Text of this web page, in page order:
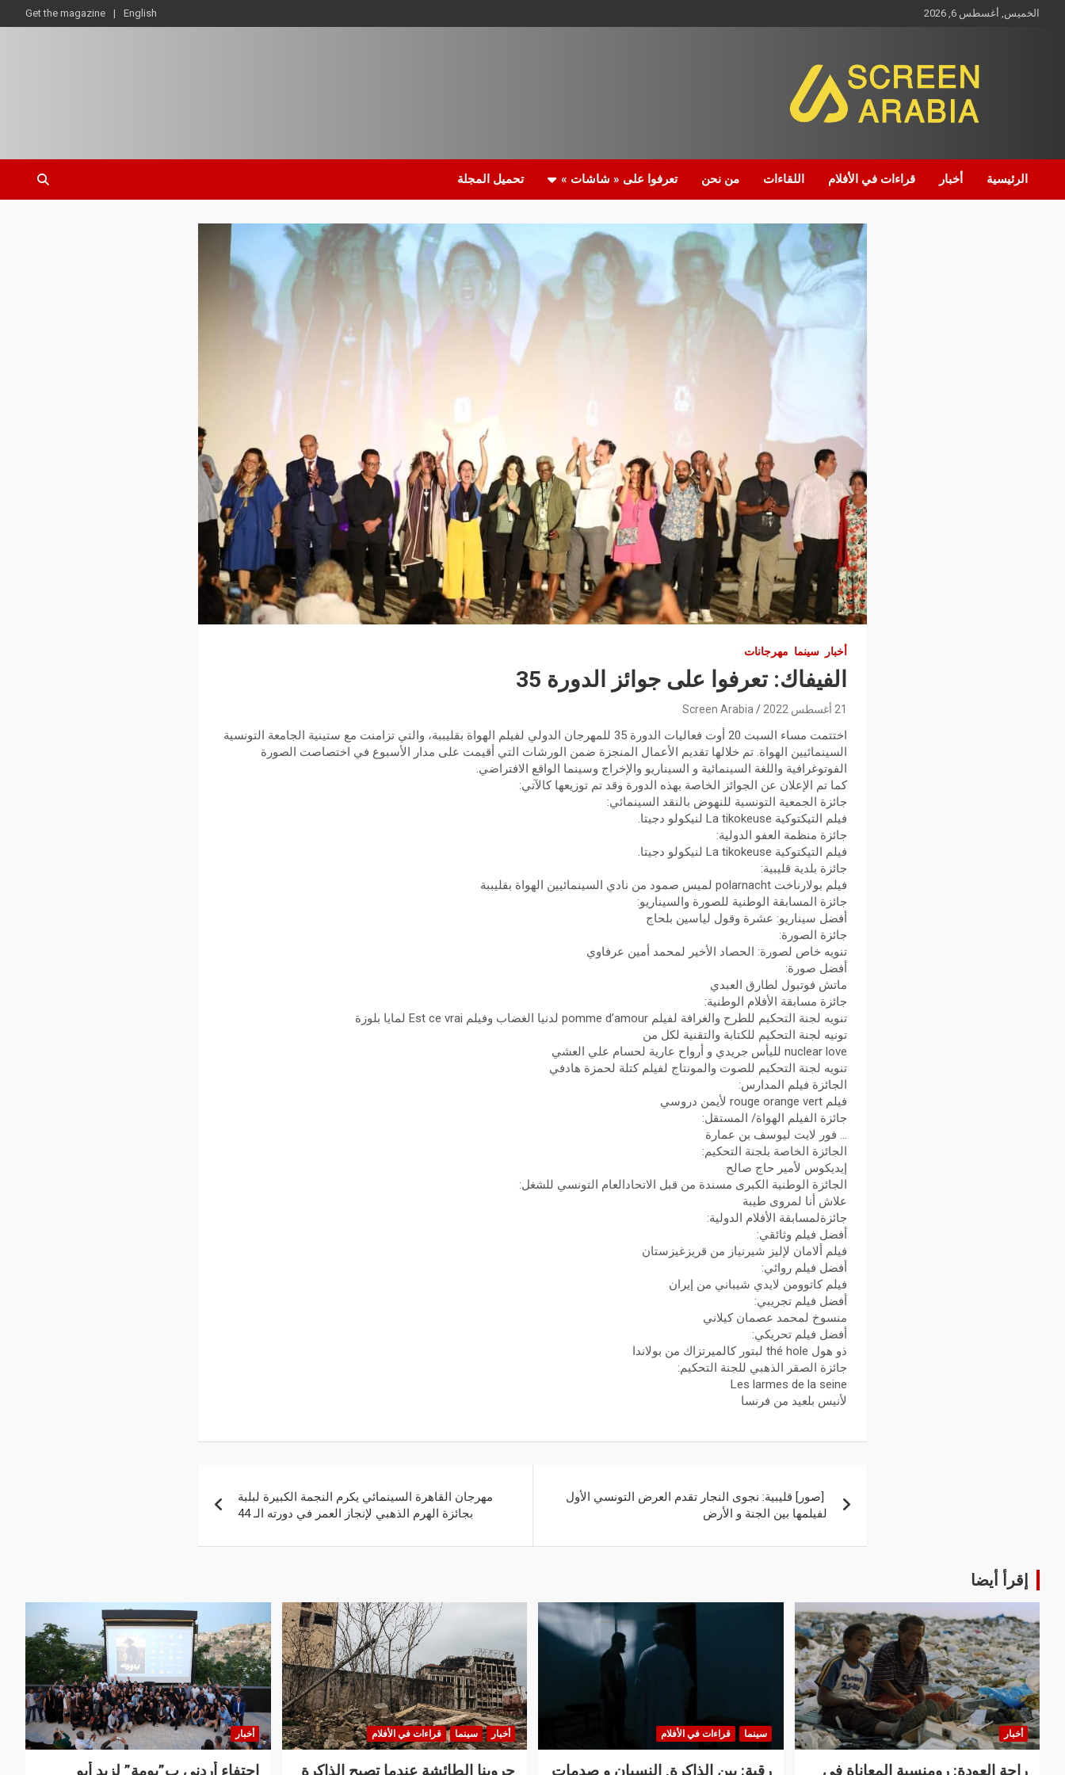
الخميس, أغسطس 6, 2026 English
Get the magazine
Screen Arabia
الرئيسية أخبار قراءات في الأفلام اللقاءات من نحن تعرفوا على « شاشات » تحميل المجلة
أخبار سينما مهرجانات
الفيفاك: تعرفوا على جوائز الدورة 35
21 أغسطس 2022 Screen Arabia
اختتمت مساء السبت 20 أوت فعاليات الدورة 35 للمهرجان الدولي لفيلم الهواة بقليببة، والتي تزامنت مع ستينية الجامعة التونسية
السينمائيين الهواة. تم خلالها تقديم الأعمال المنجزة ضمن الورشات التي أقيمت على مدار الأسبوع في اختصاصت الصورة
الفوتوغرافية واللغة السينمائية و السيناريو والإخراج وسينما الواقع الافتراضي.
كما تم الإعلان عن الجوائز الخاصة بهذه الدورة وقد تم توزيعها كالآتي:
جائزة الجمعية التونسية للنهوض بالنقد السينمائي:
فيلم التيكتوكية La tikokeuse لنيكولو دجيتا.
جائزة منظمة العفو الدولية:
فيلم التيكتوكية La tikokeuse لنيكولو دجيتا.
جائزة بلدية قليبية:
فيلم بولارناخت polarnacht لميس صمود من نادي السينمائيين الهواة بقليببة
جائزة المسابقة الوطنية للصورة والسيناريو:
أفضل سيناريو: عشرة وقول لياسين بلحاج
جائزة الصورة:
تنويه خاص لصورة: الحصاد الأخير لمحمد أمين عرفاوي
أفضل صورة:
ماتش فوتبول لطارق العبدي
جائزة مسابقة الأفلام الوطنية:
تنويه لجنة التحكيم للطرح والغرافة لفيلم pomme d’amour لدنيا الغضاب وفيلم Est ce vrai لمايا بلوزة
تونيه لجنة التحكيم للكتابة والتقنية لكل من
nuclear love لليأس جريدي و أرواح عارية لحسام علي العشي
تنويه لجنة التحكيم للصوت والمونتاج لفيلم كتلة لحمزة هادفي
الجائزة فيلم المدارس:
فيلم rouge orange vert لأيمن دروسي
جائزة الفيلم الهواة/ المستقل:
… فور لايت ليوسف بن عمارة
الجائزة الخاصة بلجنة التحكيم:
إيديكوس لأمير حاج صالح
الجائزة الوطنية الكبرى مسندة من قبل الاتحادالعام التونسي للشغل:
علاش أنا لمروى طيبة
جائزةلمسابقة الأفلام الدولية:
أفضل فيلم وثائقي:
فيلم ألامان لإليز شيرنياز من قريزغيزستان
أفضل فيلم روائي:
فيلم كاتوومن لايدي شيباني من إيران
أفضل فيلم تجريبي:
منسوخ لمحمد عصمان كيلاني
أفضل فيلم تحريكي:
ذو هول thé hole لبتور كالميرتزاك من بولاندا
جائزة الصقر الذهبي للجنة التحكيم:
Les larmes de la seine
لأنيس بلعيد من فرنسا
‏ [صور] قليبية: نجوى النجار تقدم العرض التونسي الأول
‏لفيلمها بين الجنة و الأرض
مهرجان القاهرة السينمائي يكرم النجمة الكبيرة لبلبة
بجائزة الهرم الذهبي لإنجاز العمر في دورته الـ 44
إقرأ أيضا
أخبار
راحة العودة: رومنسية المعاناة في
سينما قراءات في الأفلام
رقية: بين الذاكرة, النسيان و صدمات
أخبار سينما قراءات في الأفلام
حروبنا الطائشة عندما تصبح الذاكرة
أخبار
إحتفاء أردني ب”بومة” لزيد أبو